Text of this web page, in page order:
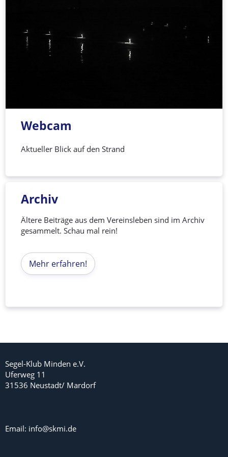
Webcam
Aktueller Blick auf den Strand
Archiv
Ältere Beiträge aus dem Vereinsleben sind im Archiv
gesammelt. Schau mal rein!
Mehr erfahren!
Segel-Klub Minden e.V.
Uferweg 11
31536 Neustadt/ Mardorf
Email: info@skmi.de